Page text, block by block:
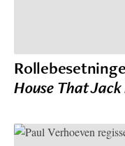
House That